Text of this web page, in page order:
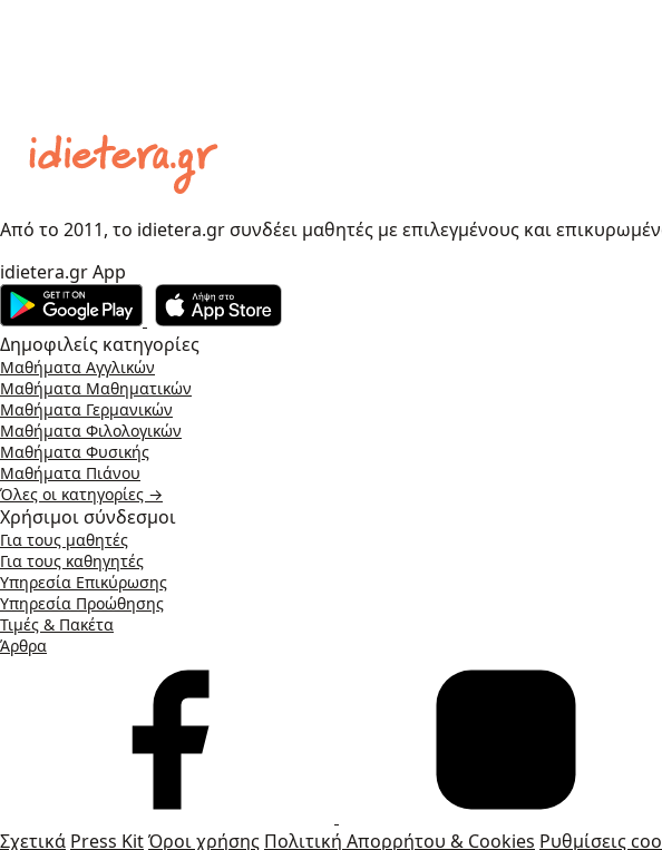
Από το 2011, το idietera.gr συνδέει μαθητές με επιλεγμένους και
idietera.gr App
Δημοφιλείς κατηγορίες
Μαθήματα Αγγλικών
Μαθήματα Μαθηματικών
Μαθήματα Γερμανικών
Μαθήματα Φιλολογικών
Μαθήματα Φυσικής
Μαθήματα Πιάνου
Όλες οι κατηγορίες →
Χρήσιμοι σύνδεσμοι
Για τους μαθητές
Για τους καθηγητές
Υπηρεσία Επικύρωσης
Υπηρεσία Προώθησης
Τιμές & Πακέτα
Άρθρα
Σχετικά Press KitΌροι χρήσης Πολιτική Απορρήτου & Cookies Ρυθμίσεις